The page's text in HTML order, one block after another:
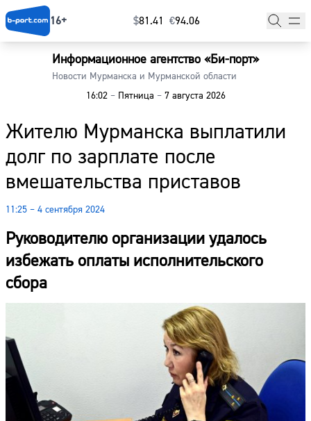
16+ $⁠81.41 €⁠94.06
Информационное агентство «Би-порт»
Новости Мурманска и Мурманской области
16:02 –Пятница –7 августа 2026
Жителю Мурманска выплатили
долг по зарплате после
вмешательства приставов
11:25 – 4 сентября 2024
Руководителю организации удалось
избежать оплаты исполнительского
сбора
Главная
Наши гости
Фоторепортажи
Погода
Курсы валют